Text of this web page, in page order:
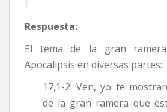
Respuesta:
El tema de la gran
Apocalipsis en diversas partes:
17,1-2: Ven, yo te
de la gran ramera que